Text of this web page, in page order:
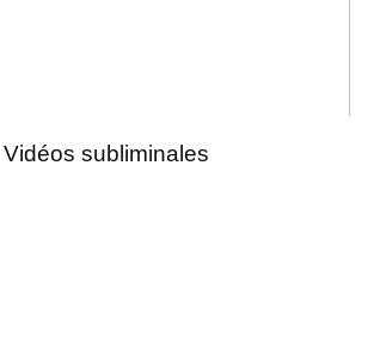
Vidéos subliminales